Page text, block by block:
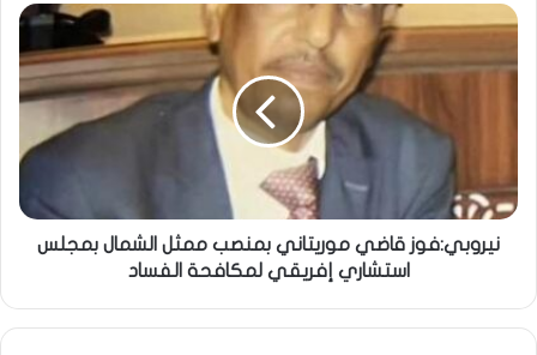
نيروبي:فوز قاضي موريتاني بمنصب ممثل الشمال بمجلس
استشاري إفريقي لمكافحة الفساد